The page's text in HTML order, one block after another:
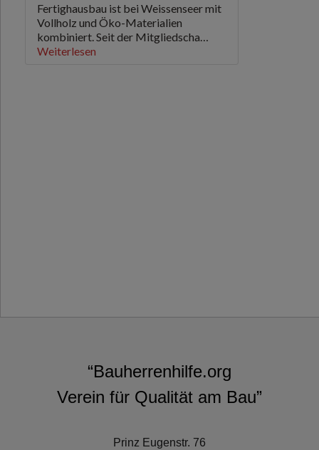
“Bauherrenhilfe.org
Verein für Qualität am Bau”
Prinz Eugenstr. 76